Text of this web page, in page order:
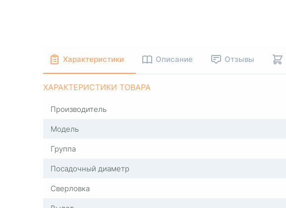
Характеристики Описание Отзывы
ХАРАКТЕРИСТИКИ ТОВАРА
Производитель
Модель
Группа
Посадочный диаметр
Сверловка